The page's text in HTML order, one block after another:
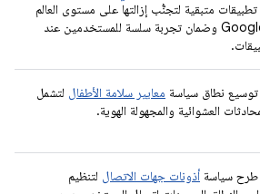
متبقية لتجنُّب إزالتها على مستوى العالم
من Google Play وضمان تجربة سلسة للمستخدمين عند
نطاق سياسة معايير سلامة الأطفال لتشمل
العشوائية والمجهولة الهوية.
سياسة أذونات جهات الاتصال لتنظيم